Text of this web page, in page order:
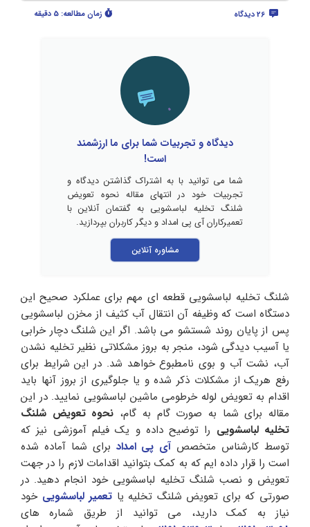
زمان مطالعه: 5 دقیقه
دیدگاه و تجربیات شما برای ما ارزشمند
است!
شما می توانید با به اشتراک گذاشتن دیدگاه و
تجربیات خود در انتهای مقاله نحوه تعویض
شلنگ تخلیه لباسشویی به گفتمان آنلاین با
تعمیرکاران آی پی امداد و دیگر کاربران بپردازید.
مشاوره آنلاین
شلنگ تخلیه لباسشویی قطعه‌ ای مهم برای عملکرد صحیح این
دستگاه است که وظیفه آن انتقال آب کثیف از مخزن لباسشویی
پس از پایان روند شستشو می باشد. اگر این شلنگ دچار خرابی
یا آسیب دیدگی شود، منجر به بروز مشکلاتی نظیر تخلیه نشدن
آب، نشت آب و بوی نامطبوع خواهد شد. در این شرایط برای
رفع هریک از مشکلات ذکر شده و یا جلوگیری از بروز آنها باید
اقدام به تعویض لوله خرطومی ماشین لباسشویی نمایید. در این
مقاله برای شما به صورت گام به گام، نحوه تعویض شلنگ
تخلیه لباسشویی را توضیح داده و یک فیلم آموزشی نیز که
توسط کارشناس متخصص آی پی امداد برای شما آماده شده
است را قرار داده ایم که به کمک بتوانید اقدامات لازم را در جهت
تعویض و نصب شلنگ تخلیه لباسشویی خود انجام دهید. در
صورتی که برای تعویض شلنگ تخلیه یا تعمیر لباسشویی خود
نیاز به کمک دارید، می توانید از طریق شماره های